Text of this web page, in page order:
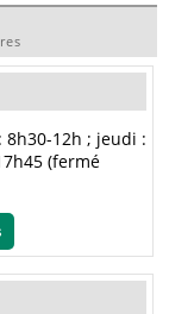
8h30-12h ; jeudi :
(fermé